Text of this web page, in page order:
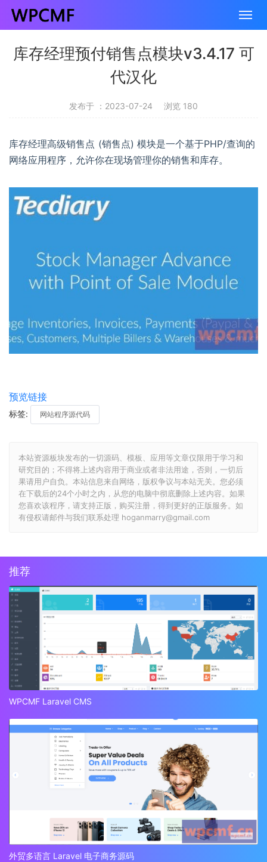
库存经理预付销售点模块v3.4.17 可
代汉化
发布于 ：2023-07-24 浏览 180
库存经理高级销售点 (销售点) 模块是一个基于PHP/查询的
网络应用程序，允许你在现场管理你的销售和库存。
预览链接
标签: 网站程序源代码
本站资源板块发布的一切源码、模板、应用等文章仅限用于学习和
研究目的；不得将上述内容用于商业或者非法用途，否则，一切后
果请用户自负。本站信息来自网络，版权争议与本站无关。您必须
在下载后的24个小时之内，从您的电脑中彻底删除上述内容。如果
您喜欢该程序，请支持正版，购买注册，得到更好的正版服务。如
有侵权请邮件与我们联系处理 hoganmarry@gmail.com
推荐
WPCMF Laravel CMS
外贸多语言 Laravel 电子商务源码